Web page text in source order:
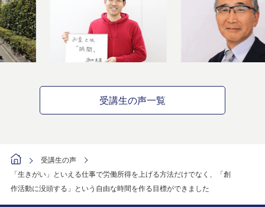
受講生の声一覧
受講生の声
「生きがい」といえる仕事で労働所得を上げる方法だけでなく、「創
作活動に没頭する」という自由な時間を作る目標ができました